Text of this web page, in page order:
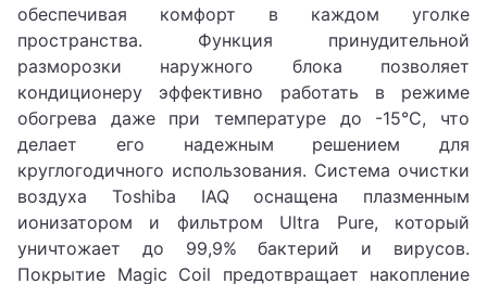
обеспечивая комфорт в каждом уголке
пространства. Функция принудительной
разморозки наружного блока позволяет
кондиционеру эффективно работать в режиме
обогрева даже при температуре до -15°C, что
делает его надежным решением для
круглогодичного использования. Система очистки
воздуха Toshiba IAQ оснащена плазменным
ионизатором и фильтром Ultra Pure, который
уничтожает до 99,9% бактерий и вирусов.
Покрытие Magic Coil предотвращает накопление